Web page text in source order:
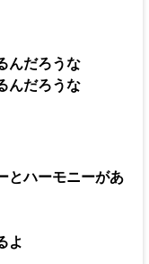
んだろうな
んだろうな
とハーモニーがあ
よ